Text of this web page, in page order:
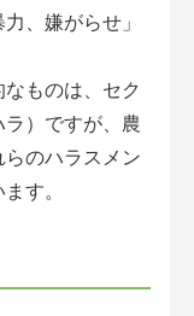
ェブの使い方
セージ
ト掲示板
家一覧
、嫌がらせ」
ものは、セク
）ですが、農
のハラスメン
す。